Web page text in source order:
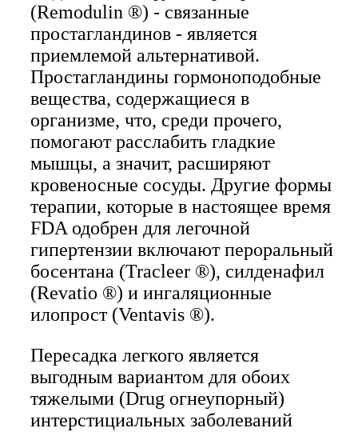
(Remodulin ®) - связанные
простагландинов - является
приемлемой альтернативой.
Простагландины гормоноподобные
вещества, содержащиеся в
организме, что, среди прочего,
помогают расслабить гладкие
мышцы, а значит, расширяют
кровеносные сосуды. Другие формы
терапии, которые в настоящее время
FDA одобрен для легочной
гипертензии включают пероральный
босентана (Tracleer ®), силденафил
(Revatio ®) и ингаляционные
илопрост (Ventavis ®).
Пересадка легкого является
выгодным вариантом для обоих
тяжелыми (Drug огнеупорный)
интерстициальных заболеваний